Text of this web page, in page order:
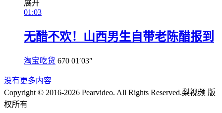
展开
01:03
无醋不欢！山西男生自带老陈醋报到
淘宝吃货 670 01′03″
没有更多内容
Copyright © 2016-2026 Pearvideo. All Rights Reserved.梨视频 版
权所有